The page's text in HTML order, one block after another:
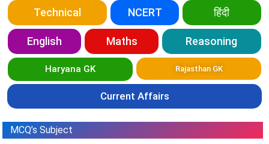
Technical NCERT हिंदी
English Maths Reasoning
Haryana GK Rajasthan GK
Current Affairs
MCQ’s Subject